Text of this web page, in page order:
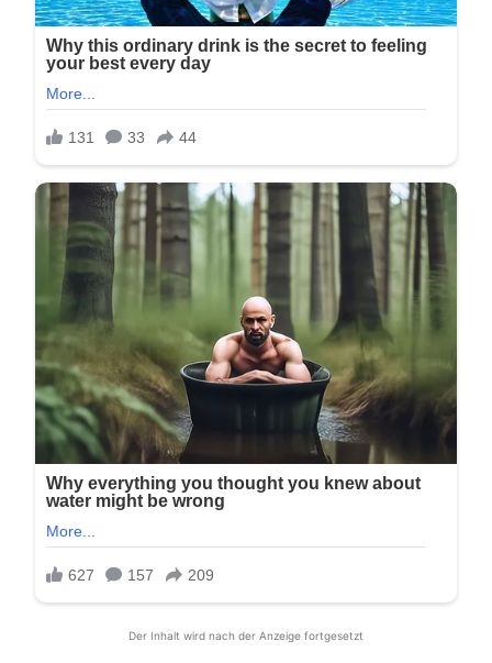
Der Inhalt wird nach der Anzeige fortgesetzt